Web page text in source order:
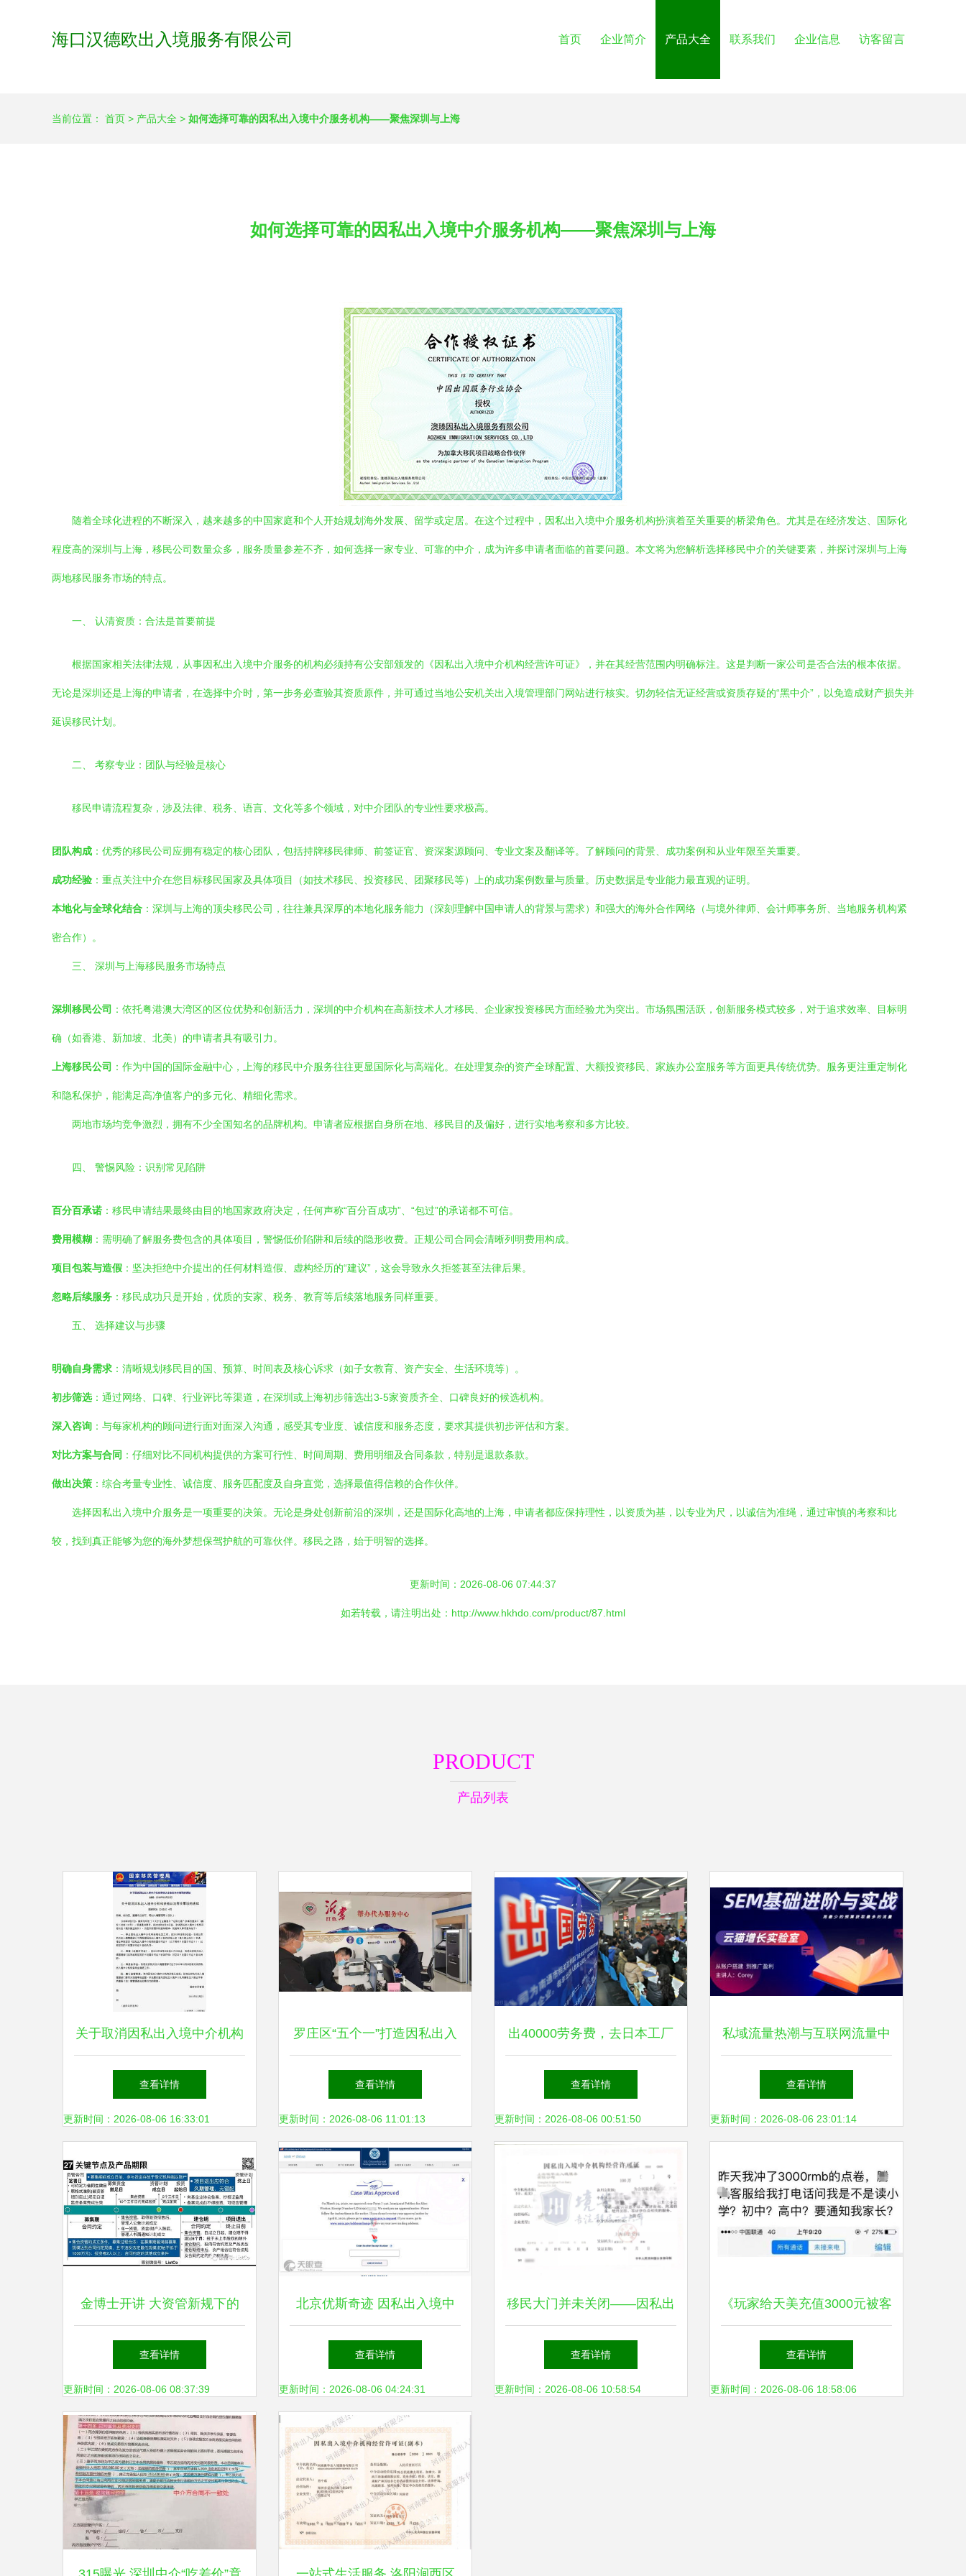
海口汉德欧出入境服务有限公司 首页 企业简介 产品大全 联系我们 企业信息 访客留言
当前位置： 首页 > 产品大全 > 如何选择可靠的因私出入境中介服务机构——聚焦深圳与上海
如何选择可靠的因私出入境中介服务机构——聚焦深圳与上海
随着全球化进程的不断深入，越来越多的中国家庭和个人开始规划海外发展、留学或定居。在这个过程中，因私出入境中介服务机构扮演着至关重要的桥梁角色。尤其是在经济发达、国际化
程度高的深圳与上海，移民公司数量众多，服务质量参差不齐，如何选择一家专业、可靠的中介，成为许多申请者面临的首要问题。本文将为您解析选择移民中介的关键要素，并探讨深圳与上海
两地移民服务市场的特点。
一、 认清资质：合法是首要前提
根据国家相关法律法规，从事因私出入境中介服务的机构必须持有公安部颁发的《因私出入境中介机构经营许可证》，并在其经营范围内明确标注。这是判断一家公司是否合法的根本依据。
无论是深圳还是上海的申请者，在选择中介时，第一步务必查验其资质原件，并可通过当地公安机关出入境管理部门网站进行核实。切勿轻信无证经营或资质存疑的“黑中介”，以免造成财产损失并
延误移民计划。
二、 考察专业：团队与经验是核心
移民申请流程复杂，涉及法律、税务、语言、文化等多个领域，对中介团队的专业性要求极高。
团队构成 ：优秀的移民公司应拥有稳定的核心团队，包括持牌移民律师、前签证官、资深案源顾问、专业文案及翻译等。了解顾问的背景、成功案例和从业年限至关重要。
成功经验 ：重点关注中介在您目标移民国家及具体项目（如技术移民、投资移民、团聚移民等）上的成功案例数量与质量。历史数据是专业能力最直观的证明。
本地化与全球化结合 ：深圳与上海的顶尖移民公司，往往兼具深厚的本地化服务能力（深刻理解中国申请人的背景与需求）和强大的海外合作网络（与境外律师、会计师事务所、当地服务机构紧
密合作）。
三、 深圳与上海移民服务市场特点
深圳移民公司 ：依托粤港澳大湾区的区位优势和创新活力，深圳的中介机构在高新技术人才移民、企业家投资移民方面经验尤为突出。市场氛围活跃，创新服务模式较多，对于追求效率、目标明
确（如香港、新加坡、北美）的申请者具有吸引力。
上海移民公司 ：作为中国的国际金融中心，上海的移民中介服务往往更显国际化与高端化。在处理复杂的资产全球配置、大额投资移民、家族办公室服务等方面更具传统优势。服务更注重定制化
和隐私保护，能满足高净值客户的多元化、精细化需求。
两地市场均竞争激烈，拥有不少全国知名的品牌机构。申请者应根据自身所在地、移民目的及偏好，进行实地考察和多方比较。
四、 警惕风险：识别常见陷阱
百分百承诺 ：移民申请结果最终由目的地国家政府决定，任何声称“百分百成功”、“包过”的承诺都不可信。
费用模糊 ：需明确了解服务费包含的具体项目，警惕低价陷阱和后续的隐形收费。正规公司合同会清晰列明费用构成。
项目包装与造假 ：坚决拒绝中介提出的任何材料造假、虚构经历的“建议”，这会导致永久拒签甚至法律后果。
忽略后续服务 ：移民成功只是开始，优质的安家、税务、教育等后续落地服务同样重要。
五、 选择建议与步骤
明确自身需求 ：清晰规划移民目的国、预算、时间表及核心诉求（如子女教育、资产安全、生活环境等）。
初步筛选：通过网络、口碑、行业评比等渠道，在深圳或上海初步筛选出3-5家资质齐全、口碑良好的候选机构。
深入咨询 ：与每家机构的顾问进行面对面深入沟通，感受其专业度、诚信度和服务态度，要求其提供初步评估和方案。
对比方案与合同 ：仔细对比不同机构提供的方案可行性、时间周期、费用明细及合同条款，特别是退款条款。
做出决策 ：综合考量专业性、诚信度、服务匹配度及自身直觉，选择最值得信赖的合作伙伴。
选择因私出入境中介服务是一项重要的决策。无论是身处创新前沿的深圳，还是国际化高地的上海，申请者都应保持理性，以资质为基，以专业为尺，以诚信为准绳，通过审慎的考察和比
较，找到真正能够为您的海外梦想保驾护航的可靠伙伴。移民之路，始于明智的选择。
更新时间：2026-08-06 07:44:37
如若转载，请注明出处：http://www.hkhdo.com/product/87.html
PRODUCT
产品列表
关于取消因私出入境中介机构
资格认定审批相关事宜的通知
解读
查看详情
更新时间：2026-08-06 16:33:01
罗庄区“五个一”打造因私出入
境中介服务新标杆 一件事一
链办，私人订制化服务暖人心
查看详情
更新时间：2026-08-06 11:01:13
出40000劳务费，去日本工厂
三年赚50w，究竟有哪些坑？
查看详情
更新时间：2026-08-06 00:51:50
私域流量热潮与互联网流量中
介模式的边界——以因私出入
境中介服务为例
查看详情
更新时间：2026-08-06 23:01:14
金博士开讲 大资管新规下的
私募资管产品监管与因私出入
境中介服务路径解析超级干货
查看详情
更新时间：2026-08-06 08:37:39
北京优斯奇迹 因私出入境中
介服务的专业指南与实践
查看详情
更新时间：2026-08-06 04:24:31
移民大门并未关闭——因私出
入境中介资质认证取消后的出
国之路
查看详情
更新时间：2026-08-06 10:58:54
《玩家给天美充值3000元被客
服阻止，原因让人动容 游戏
背后的温暖与责任》
查看详情
更新时间：2026-08-06 18:58:06